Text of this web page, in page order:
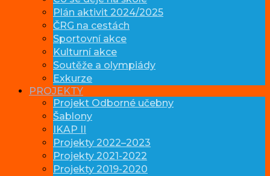
Plán aktivit 2024/2025
ČRG na cestách
Sportovní akce
Kulturní akce
Soutěže a olympiády
Exkurze
PROJEKTY
Projekt Odborné učebny
Šablony
IKAP II
Projekty 2022–2023
Projekty 2021-2022
Projekty 2019-2020